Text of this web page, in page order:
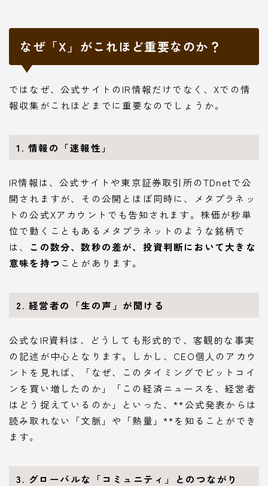
なぜ「X」がこれほど重要なのか？
ではなぜ、公式サイトのIR情報だけでなく、Xでの情
報収集がこれほどまでに重要なのでしょうか。
1. 情報の「速報性」
IR情報は、公式サイトや東京証券取引所のTDnetで公
開されますが、その公開とほぼ同時に、メタプラネッ
トの公式Xアカウントでも告知されます。株価が秒単
位で動くこともあるメタプラネットのような銘柄で
は、 この数分、数秒の差が、投資判断において大きな
意味を持つ ことがあります。
2. 経営者の「生の声」が聞ける
公式なIR資料は、どうしても形式的で、客観的な事実
の記述が中心となります。しかし、CEO個人のアカウ
ントを見れば、「なぜ、このタイミングでビットコイ
ンを買い増したのか」「この経済ニュースを、経営者
はどう捉えているのか」といった、**公式発表からは
読み取れない「文脈」や「熱量」**を知ることができ
ます。
3. グローバルな「コミュニティ」とのつながり